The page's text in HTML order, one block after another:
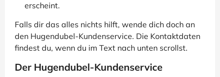
erscheint.
Falls dir das alles nichts hilft, wende dich doch an
den Hugendubel-Kundenservice. Die Kontaktdaten
findest du, wenn du im Text nach unten scrollst.
Der Hugendubel-Kundenservice